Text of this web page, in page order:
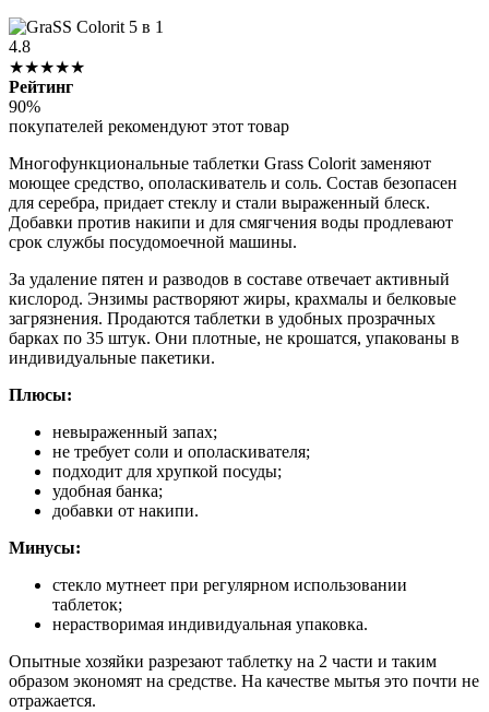
4.8
★★★★★
Рейтинг
90%
покупателей рекомендуют этот товар
Многофункциональные таблетки Grass Colorit заменяют
моющее средство, ополаскиватель и соль. Состав безопасен
для серебра, придает стеклу и стали выраженный блеск.
Добавки против накипи и для смягчения воды продлевают
срок службы посудомоечной машины.
За удаление пятен и разводов в составе отвечает активный
кислород. Энзимы растворяют жиры, крахмалы и белковые
загрязнения. Продаются таблетки в удобных прозрачных
барках по 35 штук. Они плотные, не крошатся, упакованы в
индивидуальные пакетики.
Плюсы:
невыраженный запах;
не требует соли и ополаскивателя;
подходит для хрупкой посуды;
удобная банка;
добавки от накипи.
Минусы:
стекло мутнеет при регулярном использовании
таблеток;
нерастворимая индивидуальная упаковка.
Опытные хозяйки разрезают таблетку на 2 части и таким
образом экономят на средстве. На качестве мытья это почти не
отражается.